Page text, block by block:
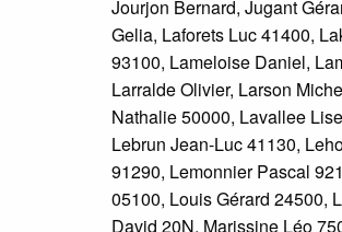
Jourjon Bernard, Jugant
Gelia, Laforets Luc 41400,
93100, Lameloise Daniel,
Larralde Olivier, Larson
Nathalie 50000, Lavallee
Lebrun Jean-Luc 41130,
91290, Lemonnier Pascal
05100, Louis Gérard 24500,
David 20N, Marissine Léo